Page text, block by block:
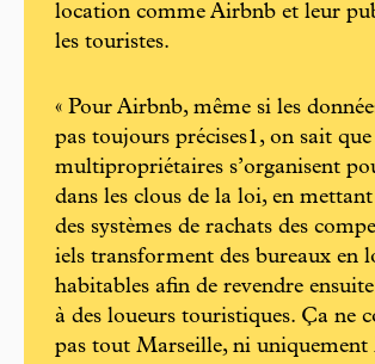
location comme Airbnb et leur
les touristes.
« Pour Airbnb, même si les
pas toujours précises1, on sait que
multipropriétaires s’organisent
dans les clous de la loi, en
des systèmes de rachats des
iels transforment des bureaux en
habitables afin de revendre
à des loueurs touristiques. Ça ne
pas tout Marseille, ni uniquement